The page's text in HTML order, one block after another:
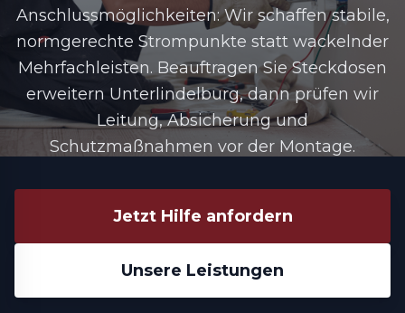
Anschlussmöglichkeiten: Wir schaffen stabile,
normgerechte Strompunkte statt wackelnder
Mehrfachleisten. Beauftragen Sie Steckdosen
erweitern Unterlindelburg, dann prüfen wir
Leitung, Absicherung und
Schutzmaßnahmen vor der Montage.
Jetzt Hilfe anfordern
Unsere Leistungen